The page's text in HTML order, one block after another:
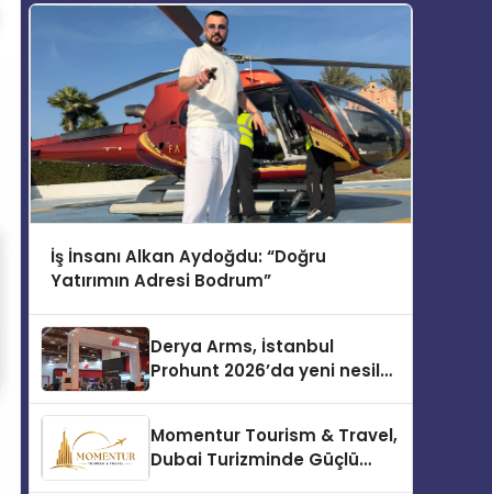
İş İnsanı Alkan Aydoğdu: “Doğru
Yatırımın Adresi Bodrum”
Derya Arms, İstanbul
Prohunt 2026’da yeni nesil
Momentur Tourism & Travel,
Dubai Turizminde Güçlü